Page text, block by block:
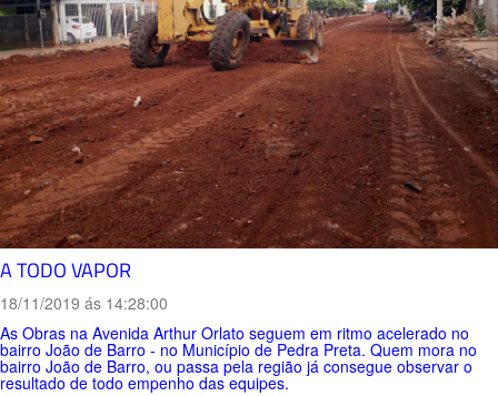
A TODO VAPOR
18/11/2019 ás 14:28:00
As Obras na Avenida Arthur Orlato seguem em ritmo acelerado no
bairro João de Barro - no Município de Pedra Preta. Quem mora no
bairro João de Barro, ou passa pela região já consegue observar o
resultado de todo empenho das equipes.